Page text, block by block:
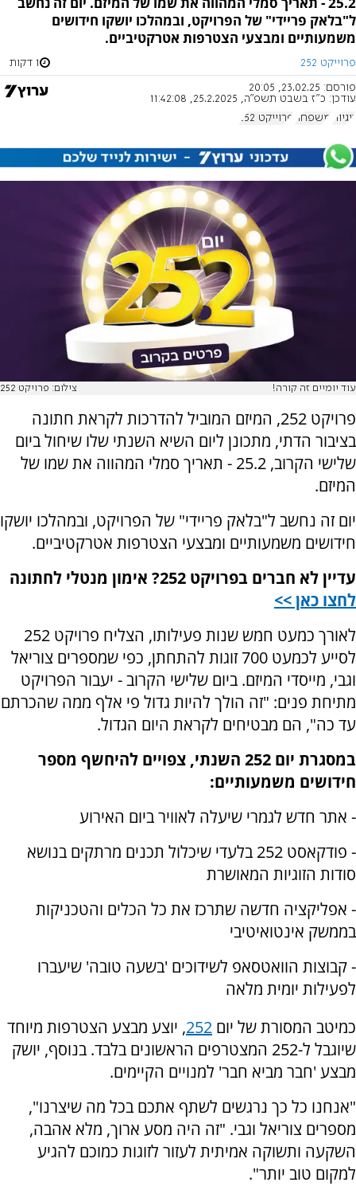
ל"בלאק פריידי" של הפרויקט, ובמהלכו יושקו חידושים
משמעותיים ומבצעי הצטרפות אטרקטיביים.
פרוייקט 252 1 דקות
פורסם: 23.02.25, 20:05
עודכן: כ"ז בשבט תשפ"ה, 25.2.2025, 11:42:08
זוגיות
משפחה פרוייקט 252
עוד יומיים זה קורה! צילום: פרויקט 252
פרויקט 252, המיזם המוביל להדרכות לקראת חתונה
בציבור הדתי, מתכונן ליום השיא השנתי שלו שיחול ביום
שלישי הקרוב, 25.2 - תאריך סמלי המהווה את שמו של
המיזם.
יום זה נחשב ל"בלאק פריידי" של הפרויקט, ובמהלכו יושקו
חידושים משמעותיים ומבצעי הצטרפות אטרקטיביים.
עדיין לא חברים בפרויקט 252? אימון מנטלי לחתונה
לחצו כאן >>
לאורך כמעט חמש שנות פעילותו, הצליח פרויקט 252
לסייע לכמעט 700 זוגות להתחתן, כפי שמספרים צוריאל
וגבי, מייסדי המיזם. ביום שלישי הקרוב - יעבור הפרויקט
מתיחת פנים: "זה הולך להיות גדול פי אלף ממה שהכרתם
עד כה", הם מבטיחים לקראת היום הגדול.
במסגרת יום 252 השנתי, צפויים להיחשף מספר
חידושים משמעותיים:
- אתר חדש לגמרי שיעלה לאוויר ביום האירוע
- פודקאסט 252 בלעדי שיכלול תכנים מרתקים בנושא
סודות הזוגיות המאושרת
- אפליקציה חדשה שתרכז את כל הכלים והטכניקות
בממשק אינטואיטיבי
- קבוצות הוואטסאפ לשידוכים 'בשעה טובה' שיעברו
לפעילות יומית מלאה
כמיטב המסורת של יום 252, יוצע מבצע הצטרפות מיוחד
שיוגבל ל-252 המצטרפים הראשונים בלבד. בנוסף, יושק
מבצע 'חבר מביא חבר' למנויים הקיימים.
"אנחנו כל כך נרגשים לשתף אתכם בכל מה שיצרנו",
מספרים צוריאל וגבי. "זה היה מסע ארוך, מלא אהבה,
השקעה ותשוקה אמיתית לעזור לזוגות כמוכם להגיע
למקום טוב יותר".